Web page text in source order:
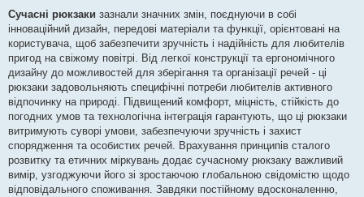
Сучасні рюкзаки зазнали значних змін, поєднуючи в собі
інноваційний дизайн, передові матеріали та функції, орієнтовані на
користувача, щоб забезпечити зручність і надійність для любителів
пригод на свіжому повітрі. Від легкої конструкції та ергономічного
дизайну до можливостей для зберігання та організації речей - ці
рюкзаки задовольняють специфічні потреби любителів активного
відпочинку на природі. Підвищений комфорт, міцність, стійкість до
погодних умов та технологічна інтеграція гарантують, що ці рюкзаки
витримують суворі умови, забезпечуючи зручність і захист
спорядження та особистих речей. Врахування принципів сталого
розвитку та етичних міркувань додає сучасному рюкзаку важливий
вимір, узгоджуючи його зі зростаючою глобальною свідомістю щодо
відповідального споживання. Завдяки постійному вдосконаленню,